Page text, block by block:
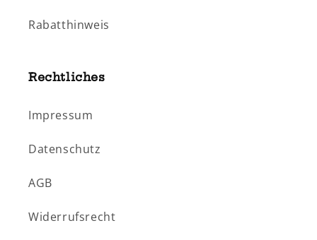
Rabatthinweis
Rechtliches
Impressum
Datenschutz
AGB
Widerrufsrecht